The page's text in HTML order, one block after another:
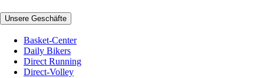
Unsere Geschäfte
Basket-Center
Daily Bikers
Direct Running
Direct-Volley